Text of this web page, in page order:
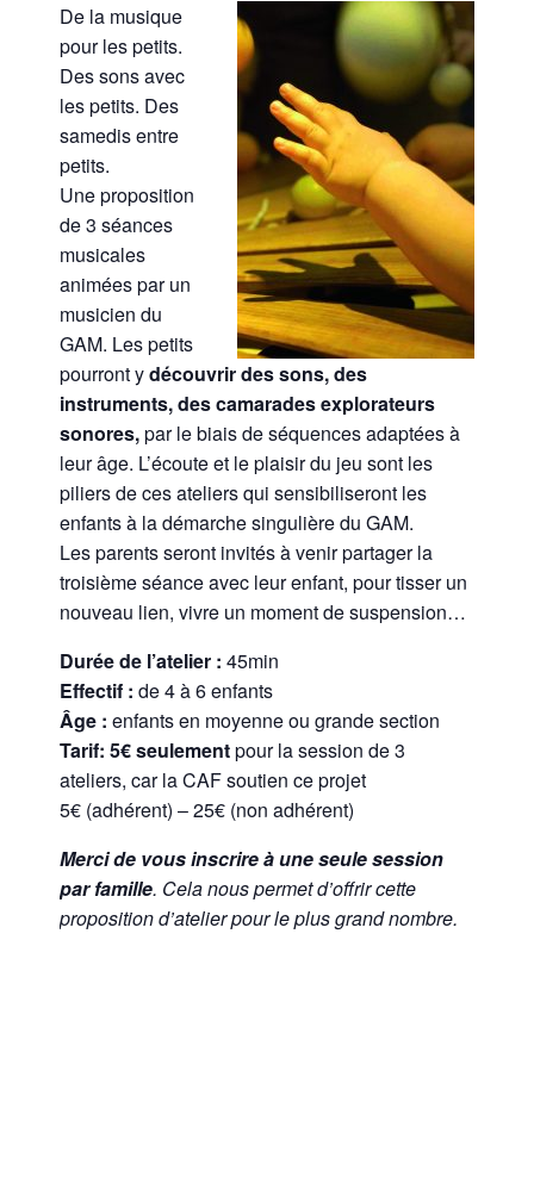
De la musique
pour les petits.
Des sons avec
les petits. Des
samedis entre
petits.
Une proposition
de 3 séances
musicales
animées par un
musicien du
GAM. Les petits
pourront ydécouvrir des sons, des
instruments, des camarades explorateurs
sonores,par le biais de séquences adaptées à
leur âge. L’écoute et le plaisir du jeu sont les
piliers de ces ateliers qui sensibiliseront les
enfants à la démarche singulière du GAM.
Les parents seront invités à venir partager la
troisième séance avec leur enfant, pour tisser un
nouveau lien, vivre un moment de suspension…
Durée de l’atelier :45min
Effectif :de 4 à 6 enfants
Âge : enfants en moyenne ou grande section
Tarif: 5€ seulementpour la session de 3
ateliers, car la CAF soutien ce projet
5€ (adhérent) – 25€ (non adhérent)
Merci de vous inscrire à une seule session
par famille. Cela nous permet d’offrir cette
proposition d’atelier pour le plus grand nombre.